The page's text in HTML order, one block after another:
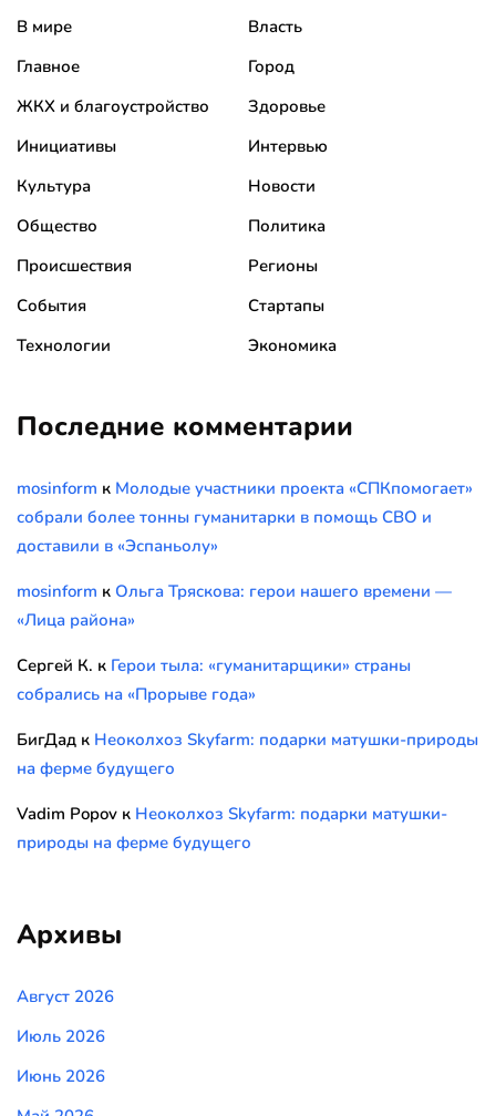
В мире
Власть
Главное
Город
ЖКХ и благоустройство
Здоровье
Инициативы
Интервью
Культура
Новости
Общество
Политика
Происшествия
Регионы
События
Стартапы
Технологии
Экономика
Последние комментарии
mosinform к Молодые участники проекта «СПКпомогает»
собрали более тонны гуманитарки в помощь СВО и
доставили в «Эспаньолу»
mosinform к Ольга Тряскова: герои нашего времени —
«Лица района»
Сергей К. к Герои тыла: «гуманитарщики» страны
собрались на «Прорыве года»
БигДад к Неоколхоз Skyfarm: подарки матушки-природы
на ферме будущего
Vadim Popov к Неоколхоз Skyfarm: подарки матушки-
природы на ферме будущего
Архивы
Август 2026
Июль 2026
Июнь 2026